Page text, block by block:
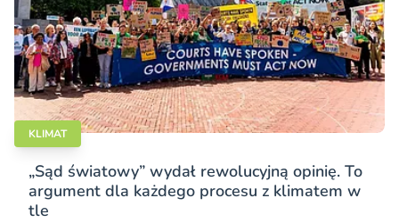
KLIMAT
„Sąd światowy” wydał rewolucyjną opinię. To
argument dla każdego procesu z klimatem w
tle